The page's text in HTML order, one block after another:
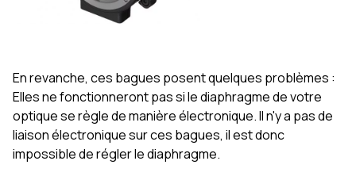
En revanche, ces bagues posent quelques problèmes :
Elles ne fonctionneront pas si le diaphragme de votre
optique se règle de manière électronique. Il n'y a pas de
liaison électronique sur ces bagues, il est donc
impossible de régler le diaphragme.